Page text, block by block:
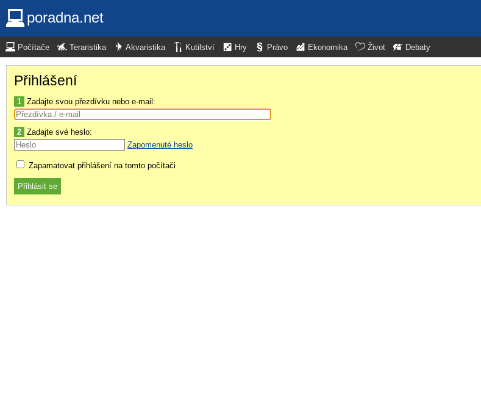
poradna.net
Počítače Teraristika Akvaristika Kutilství Hry Právo Ekonomika Život Debaty
Přihlášení
1 Zadajte svou přezdívku nebo e-mail:
2 Zadajte své heslo:
Zapomenuté heslo
Zapamatovat přihlášení na tomto počítači